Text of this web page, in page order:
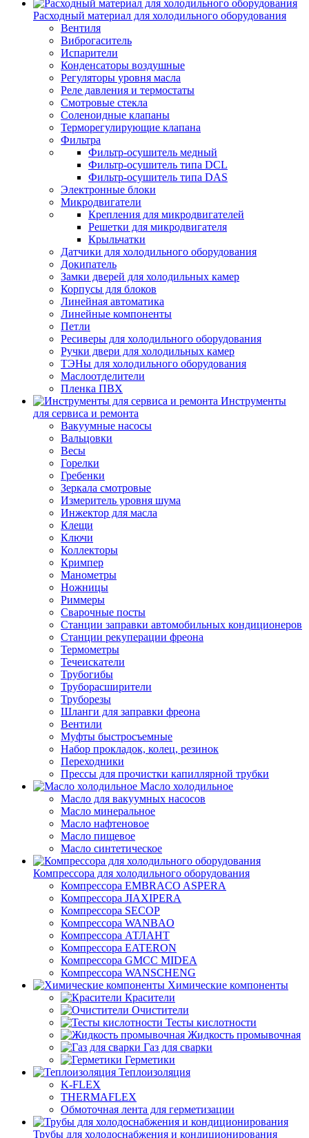
Расходный материал для холодильного оборудования
Вентиля
Виброгаситель
Испарители
Конденсаторы воздушные
Регуляторы уровня масла
Реле давления и термостаты
Смотровые стекла
Соленоидные клапаны
Терморегулирующие клапана
Фильтра
Фильтр-осушитель медный
Фильтр-осушитель типа DCL
Фильтр-осушитель типа DAS
Электронные блоки
Микродвигатели
Крепления для микродвигателей
Решетки для микродвигателя
Крыльчатки
Датчики для холодильного оборудования
Докипатель
Замки дверей для холодильных камер
Корпусы для блоков
Линейная автоматика
Линейные компоненты
Петли
Ресиверы для холодильного оборудования
Ручки двери для холодильных камер
ТЭНы для холодильного оборудования
Маслоотделители
Пленка ПВХ
Инструменты
для сервиса и ремонта
Вакуумные насосы
Вальцовки
Весы
Горелки
Гребенки
Зеркала смотровые
Измеритель уровня шума
Инжектор для масла
Клещи
Ключи
Коллекторы
Кримпер
Манометры
Ножницы
Риммеры
Сварочные посты
Станции заправки автомобильных кондиционеров
Станции рекуперации фреона
Термометры
Течеискатели
Трубогибы
Труборасширители
Труборезы
Шланги для заправки фреона
Вентили
Муфты быстросъемные
Набор прокладок, колец, резинок
Переходники
Прессы для прочистки капиллярной трубки
Масло холодильное
Масло для вакуумных насосов
Масло минеральное
Масло нафтеновое
Масло пищевое
Масло синтетическое
Компрессора для холодильного оборудования
Компрессора EMBRACO ASPERA
Компрессора JIAXIPERA
Компрессора SECOP
Компрессора WANBAO
Компрессора АТЛАНТ
Компрессора EATERON
Компрессора GMCC MIDEA
Компрессора WANSCHENG
Химические компоненты
Красители
Очистители
Тесты кислотности
Жидкость промывочная
Газ для сварки
Герметики
Теплоизоляция
K-FLEX
THERMAFLEX
Обмоточная лента для герметизации
Трубы для холодоснабжения и кондиционирования